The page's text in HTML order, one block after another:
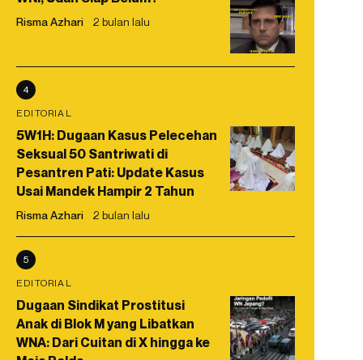
Risma Azhari 2 bulan lalu
4
EDITORIAL
5W1H: Dugaan Kasus Pelecehan
Seksual 50 Santriwati di
Pesantren Pati: Update Kasus
Usai Mandek Hampir 2 Tahun
Risma Azhari 2 bulan lalu
5
EDITORIAL
Dugaan Sindikat Prostitusi
Anak di Blok M yang Libatkan
WNA: Dari Cuitan di X hingga ke